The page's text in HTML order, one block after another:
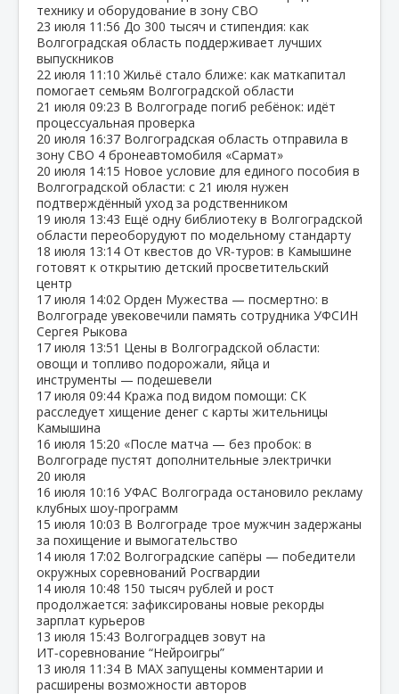
технику и оборудование в зону СВО
23 июля 11:56 До 300 тысяч и стипендия: как
Волгоградская область поддерживает лучших
выпускников
22 июля 11:10 Жильё стало ближе: как маткапитал
помогает семьям Волгоградской области
21 июля 09:23 В Волгограде погиб ребёнок: идёт
процессуальная проверка
20 июля 16:37 Волгоградская область отправила в
зону СВО 4 бронеавтомобиля «Сармат»
20 июля 14:15 Новое условие для единого пособия в
Волгоградской области: с 21 июля нужен
подтверждённый уход за родственником
19 июля 13:43 Ещё одну библиотеку в Волгоградской
области переоборудуют по модельному стандарту
18 июля 13:14 От квестов до VR‑туров: в Камышине
готовят к открытию детский просветительский
центр
17 июля 14:02 Орден Мужества — посмертно: в
Волгограде увековечили память сотрудника УФСИН
Сергея Рыкова
17 июля 13:51 Цены в Волгоградской области:
овощи и топливо подорожали, яйца и
инструменты — подешевели
17 июля 09:44 Кража под видом помощи: СК
расследует хищение денег с карты жительницы
Камышина
16 июля 15:20 «После матча — без пробок: в
Волгограде пустят дополнительные электрички
20 июля
16 июля 10:16 УФАС Волгограда остановило рекламу
клубных шоу‑программ
15 июля 10:03 В Волгограде трое мужчин задержаны
за похищение и вымогательство
14 июля 17:02 Волгоградские сапёры — победители
окружных соревнований Росгвардии
14 июля 10:48 150 тысяч рублей и рост
продолжается: зафиксированы новые рекорды
зарплат курьеров
13 июля 15:43 Волгоградцев зовут на
ИТ‑соревнование “Нейроигры”
13 июля 11:34 В МАХ запущены комментарии и
расширены возможности авторов